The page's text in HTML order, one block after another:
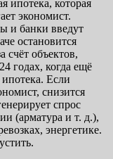
ипотека, которая
экономист.
и банки введут
остановится
счёт объектов,
годах, когда ещё
Если
снизится
спрос
(арматура и т. д.),
энергетике.